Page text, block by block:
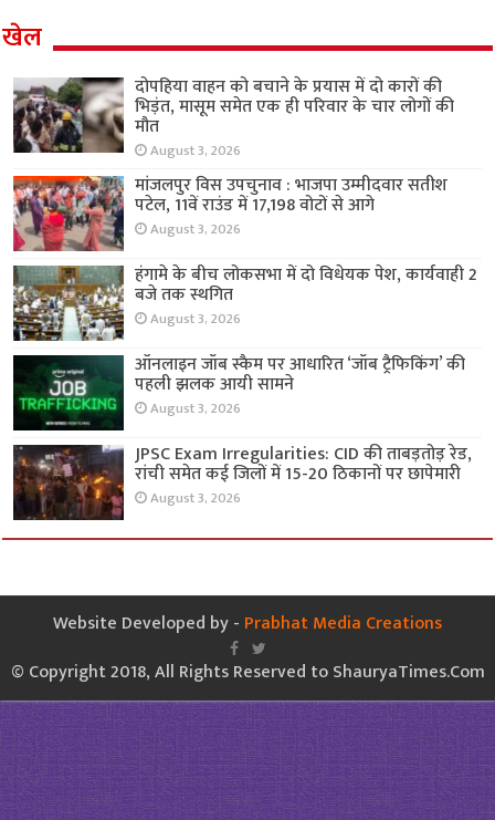
खेल
दोपहिया वाहन को बचाने के प्रयास में दो कारों की
भिड़ंत, मासूम समेत एक ही परिवार के चार लोगों की
मौत
August 3, 2026
मांजलपुर विस उपचुनाव : भाजपा उम्मीदवार सतीश
पटेल, 11वें राउंड में 17,198 वोटों से आगे
August 3, 2026
हंगामे के बीच लोकसभा में दो विधेयक पेश, कार्यवाही 2
बजे तक स्थगित
August 3, 2026
ऑनलाइन जॉब स्कैम पर आधारित ‘जॉब ट्रैफिकिंग’ की
पहली झलक आयी सामने
August 3, 2026
JPSC Exam Irregularities: CID की ताबड़तोड़ रेड,
रांची समेत कई जिलों में 15-20 ठिकानों पर छापेमारी
August 3, 2026
Website Developed by - Prabhat Media Creations
© Copyright 2018, All Rights Reserved to ShauryaTimes.Com